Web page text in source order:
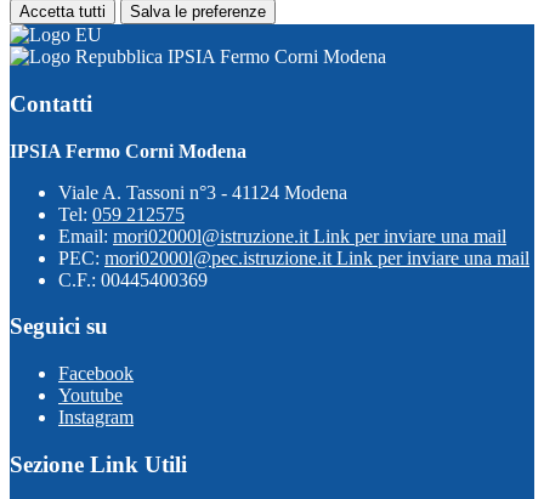
Accetta tutti Salva le preferenze
IPSIA Fermo Corni Modena
Contatti
IPSIA Fermo Corni Modena
Viale A. Tassoni n°3 - 41124 Modena
Tel: 059 212575
Email: mori02000l@istruzione.it Link per inviare una mail
PEC: mori02000l@pec.istruzione.it Link per inviare una mail
C.F.: 00445400369
Seguici su
Facebook
Youtube
Instagram
Sezione Link Utili